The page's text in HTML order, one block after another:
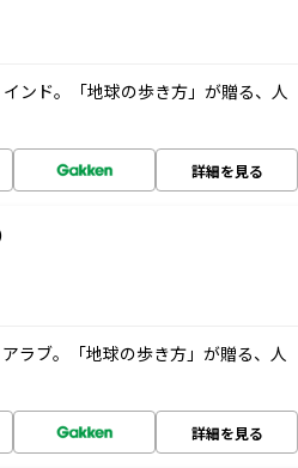
ンド。「地球の歩き方」が贈る、人
詳細を見る
ラブ。「地球の歩き方」が贈る、人
詳細を見る